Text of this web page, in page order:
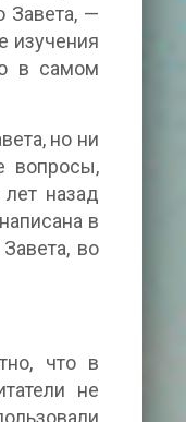
Завета, —
изучения
в самом
но ни
вопросы,
назад
в
во
что в
не